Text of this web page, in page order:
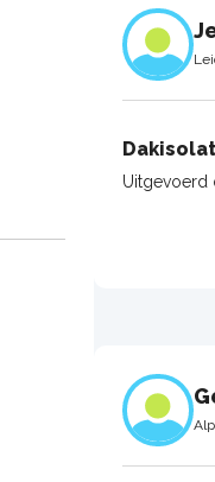
Uitgevoerd